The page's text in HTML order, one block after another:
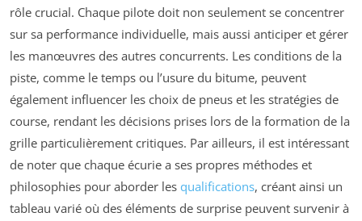
rôle crucial. Chaque pilote doit non seulement se concentrer
sur sa performance individuelle, mais aussi anticiper et gérer
les manœuvres des autres concurrents. Les conditions de la
piste, comme le temps ou l’usure du bitume, peuvent
également influencer les choix de pneus et les stratégies de
course, rendant les décisions prises lors de la formation de la
grille particulièrement critiques. Par ailleurs, il est intéressant
de noter que chaque écurie a ses propres méthodes et
philosophies pour aborder les qualifications, créant ainsi un
tableau varié où des éléments de surprise peuvent survenir à